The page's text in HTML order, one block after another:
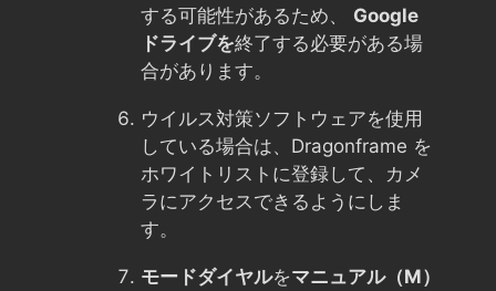
する可能性があるため、 Google
ドライブを終了する必要がある場
合があります。
ウイルス対策ソフトウェアを使用
している場合は、Dragonframe を
ホワイトリストに登録して、カメ
ラにアクセスできるようにしま
す。
モードダイヤルをマニュアル（M）